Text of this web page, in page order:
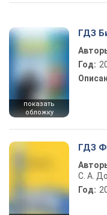
показать
обложку
ГДЗ
Год:
ГДЗ
С. А.
Год: